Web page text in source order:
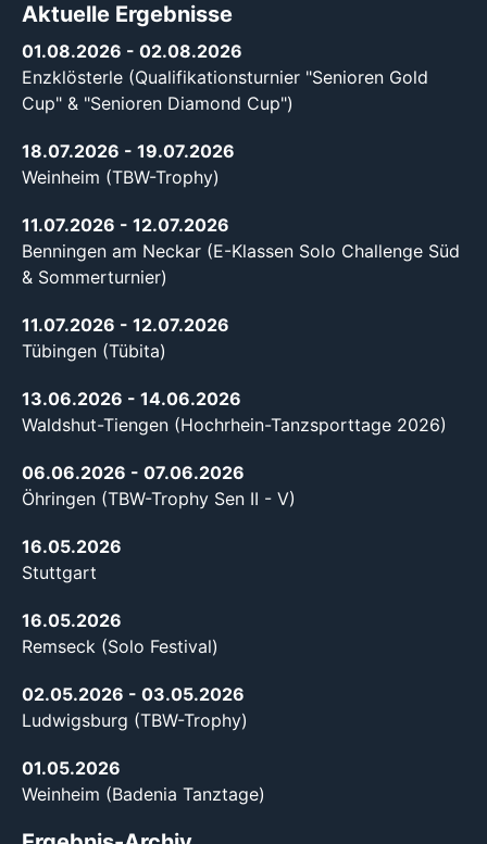
Aktuelle Ergebnisse
01.08.2026 - 02.08.2026
Enzklösterle (Qualifikationsturnier "Senioren Gold
Cup" & "Senioren Diamond Cup")
18.07.2026 - 19.07.2026
Weinheim (TBW-Trophy)
11.07.2026 - 12.07.2026
Benningen am Neckar (E-Klassen Solo Challenge Süd
& Sommerturnier)
11.07.2026 - 12.07.2026
Tübingen (Tübita)
13.06.2026 - 14.06.2026
Waldshut-Tiengen (Hochrhein-Tanzsporttage 2026)
06.06.2026 - 07.06.2026
Öhringen (TBW-Trophy Sen II - V)
16.05.2026
Stuttgart
16.05.2026
Remseck (Solo Festival)
02.05.2026 - 03.05.2026
Ludwigsburg (TBW-Trophy)
01.05.2026
Weinheim (Badenia Tanztage)